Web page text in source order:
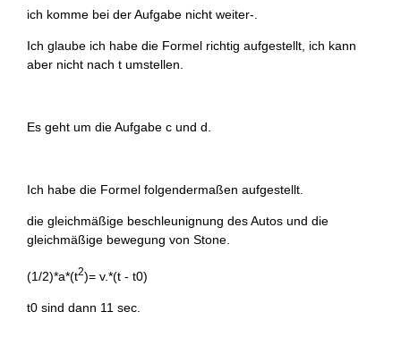
ich komme bei der Aufgabe nicht weiter-.
Ich glaube ich habe die Formel richtig aufgestellt, ich kann
aber nicht nach t umstellen.
Es geht um die Aufgabe c und d.
Ich habe die Formel folgendermaßen aufgestellt.
die gleichmäßige beschleunignung des Autos und die
gleichmäßige bewegung von Stone.
(1/2)*a*(t2)= v.*(t - t0)
t0 sind dann 11 sec.